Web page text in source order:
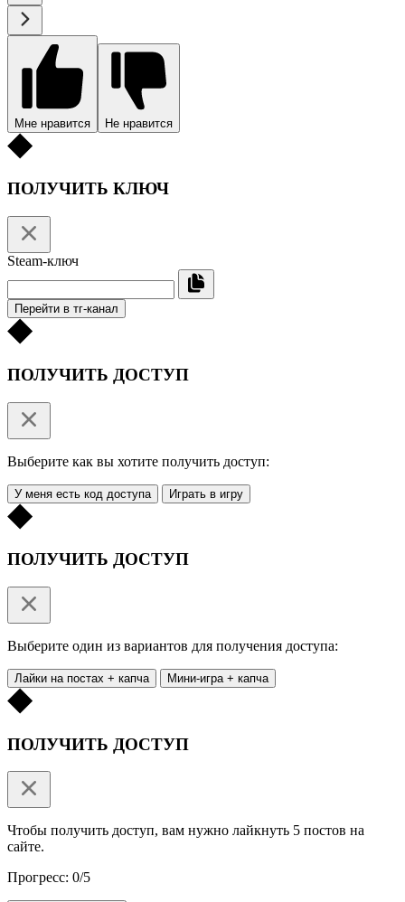
Мне нравится Не нравится
ПОЛУЧИТЬ КЛЮЧ
Steam-ключ
Перейти в тг-канал
ПОЛУЧИТЬ ДОСТУП
Выберите как вы хотите получить доступ:
У меня есть код доступа Играть в игру
ПОЛУЧИТЬ ДОСТУП
Выберите один из вариантов для получения доступа:
Лайки на постах + капча Мини-игра + капча
ПОЛУЧИТЬ ДОСТУП
Чтобы получить доступ, вам нужно лайкнуть 5 постов на
сайте.
Прогресс: 0/5